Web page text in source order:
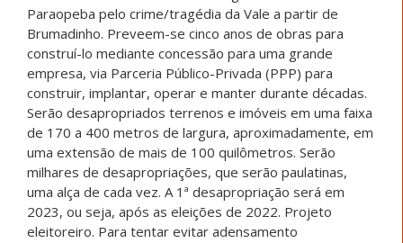
Paraopeba pelo crime/tragédia da Vale a partir de
Brumadinho. Preveem-se cinco anos de obras para
construí-lo mediante concessão para uma grande
empresa, via Parceria Público-Privada (PPP) para
construir, implantar, operar e manter durante décadas.
Serão desapropriados terrenos e imóveis em uma faixa
de 170 a 400 metros de largura, aproximadamente, em
uma extensão de mais de 100 quilômetros. Serão
milhares de desapropriações, que serão paulatinas,
uma alça de cada vez. A 1ª desapropriação será em
2023, ou seja, após as eleições de 2022. Projeto
eleitoreiro. Para tentar evitar adensamento